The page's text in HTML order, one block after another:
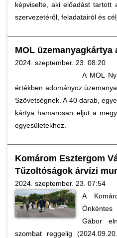
képviselte, aki előadást tartott
szervezetéről, feladatairól és
MOL üzemanyagkártya
2024. szeptember. 23. 08:20
A MOL
értékben adományoz
Szövetségnek. A 40 darab,
kártya hamarosan eljut a
egyesületekhez.
Komárom Esztergom
Tűzoltóságok árvízi
2024. szeptember. 23. 07:54
A
Gábor
szombat reggelig